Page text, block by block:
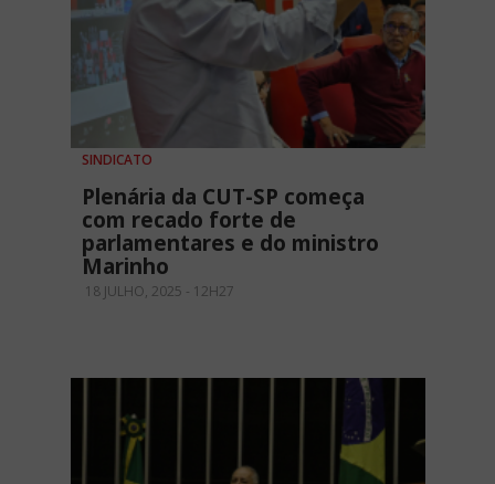
SINDICATO
Plenária da CUT-SP começa
com recado forte de
parlamentares e do ministro
Marinho
18 JULHO, 2025 - 12H27